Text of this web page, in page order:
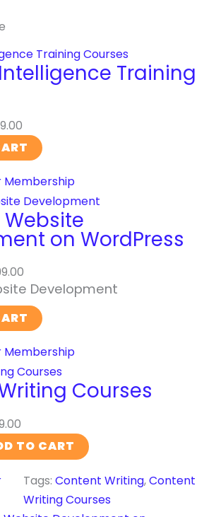
Training
Membership
Website
on WordPress
Development
Membership
Courses
TO CART
Tags:Content Writing, Content
Writing Courses